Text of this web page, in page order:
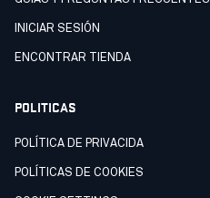
INICIAR SESIÓN
ENCONTRAR TIENDA
POLITICAS
POLÍTICA DE PRIVACIDA
POLÍTICAS DE COOKIES